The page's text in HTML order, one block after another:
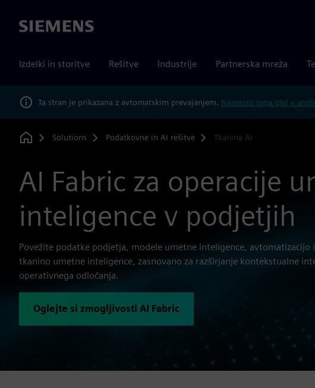
Siemens
Izdelki in storitve Rešitve Industrije Partnerska mreža
Ta stran je prikazana z avtomatskim prevajanjem. Namesto tega glej v
Home
Solutions Podatkovne in AI rešitve Tkanina AI
AI Fabric za operacije
inteligence v podjetjih
Povežite podatke podjetja, modele umetne inteligence, avtomatizacijo
tkanino umetne inteligence, zasnovano za razširjanje kontekstualne
operativnega odločanja.
Oglejte si zmogljivosti AI Fabric